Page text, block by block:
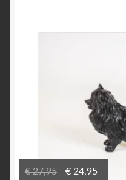
€27,95
Oorspronkelijke
€24,95Huidige